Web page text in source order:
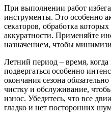
При выполнении работ
инструменты. Это особенно
секаторов, обработка
аккуратности. Применяйте
назначением, чтобы
Летний период – время,
подвергаться особенно
окончания сезона
чистку и обслуживание,
износ. Убедитесь, что все
гладко и нет посторонних